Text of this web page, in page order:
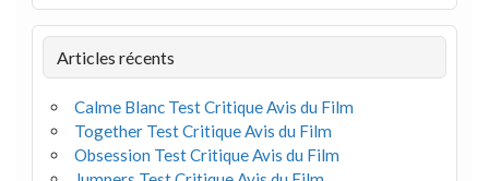
Articles récents
Calme Blanc Test Critique Avis du Film
Together Test Critique Avis du Film
Obsession Test Critique Avis du Film